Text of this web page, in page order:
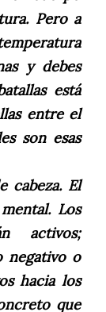
Pero a
y debes
está
entre el
son esas
cabeza. El
Los
activos;
negativo o
hacia los
que